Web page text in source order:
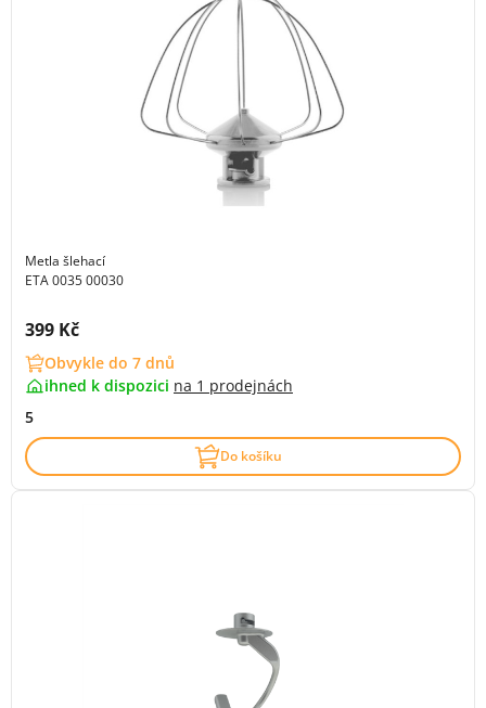
Metla šlehací
ETA 0035 00030
Cena s DPH:
399 Kč
Obvykle do 7 dnů
ihned k dispozici na 1 prodejnách
5
Do košíku